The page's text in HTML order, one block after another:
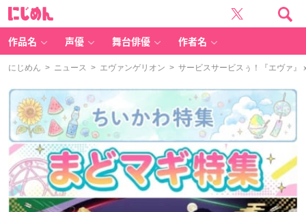
作品名 声優 舞台俳優 作者名
にじめん > ニュース > エヴァンゲリオン > サービスサービスぅ！『エヴァ』